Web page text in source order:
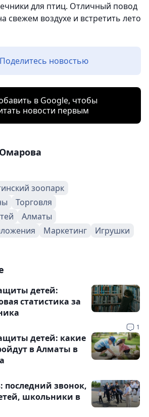
для птиц. Отличный повод
свежем воздухе и встретить лето
Поделитесь новостью
в Google, чтобы
новости первым
зоопарк
Торговля
Алматы
Маркетинг
Игрушки
1
детей:
статистика за
детей: какие
в Алматы в
последний звонок,
школьники в